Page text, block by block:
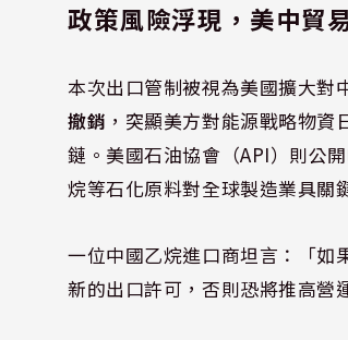
政策風險浮現，美中貿
本次出口管制被視為美國擴大對
撤銷 ，突顯美方對能源戰略物
鏈。美國石油協會（API）則公
烷等石化原料對全球製造業具關
一位中國乙烷進口商坦言：「如
新的出口許可，否則恐將推高營